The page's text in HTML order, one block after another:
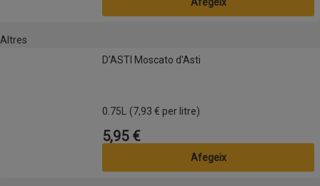
Altres
D'ASTI Moscato d'Asti
0.75L (7,93 € per litre)
Preu
5,95 €
Afegeix